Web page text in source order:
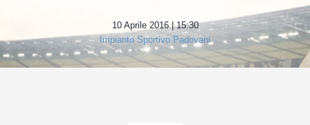
10 Aprile 2016 | 15:30
Impianto Sportivo Padovani